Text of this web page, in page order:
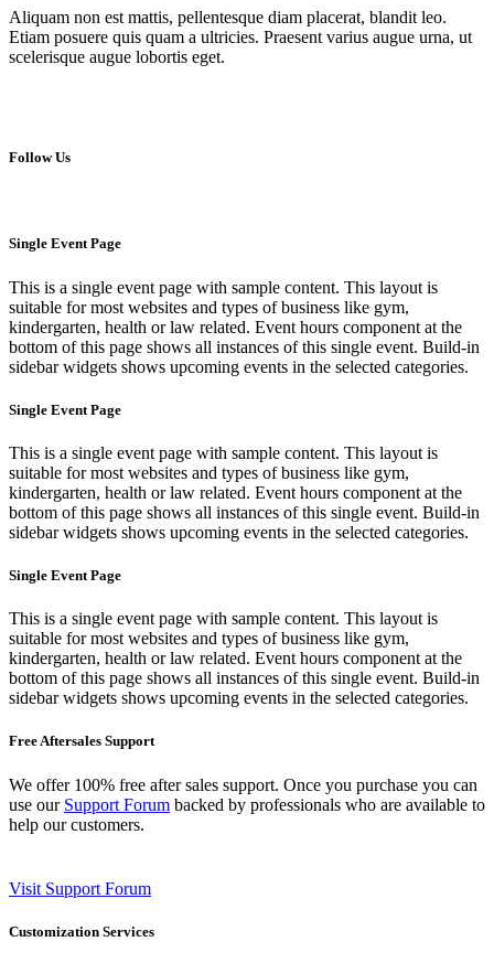
Aliquam non est mattis, pellentesque diam placerat, blandit leo.
Etiam posuere quis quam a ultricies. Praesent varius augue urna, ut
scelerisque augue lobortis eget.
Follow Us
Single Event Page
This is a single event page with sample content. This layout is
suitable for most websites and types of business like gym,
kindergarten, health or law related. Event hours component at the
bottom of this page shows all instances of this single event. Build-in
sidebar widgets shows upcoming events in the selected categories.
Single Event Page
This is a single event page with sample content. This layout is
suitable for most websites and types of business like gym,
kindergarten, health or law related. Event hours component at the
bottom of this page shows all instances of this single event. Build-in
sidebar widgets shows upcoming events in the selected categories.
Single Event Page
This is a single event page with sample content. This layout is
suitable for most websites and types of business like gym,
kindergarten, health or law related. Event hours component at the
bottom of this page shows all instances of this single event. Build-in
sidebar widgets shows upcoming events in the selected categories.
Free Aftersales Support
We offer 100% free after sales support. Once you purchase you can
use our Support Forum backed by professionals who are available to
help our customers.
Visit Support Forum
Customization Services